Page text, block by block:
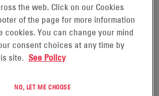
producent akumulatorów
swoją rozszerzoną gamę
podczas targów Stowarzyszenia
Sprzętu Specjalistycznego
do 2 listopada w Las Vegas
the web. Click on our Cookies
of the page for more information
cookies. You can change your mind
consent choices at any time by
site. See Policy
NO, LET ME CHOOSE